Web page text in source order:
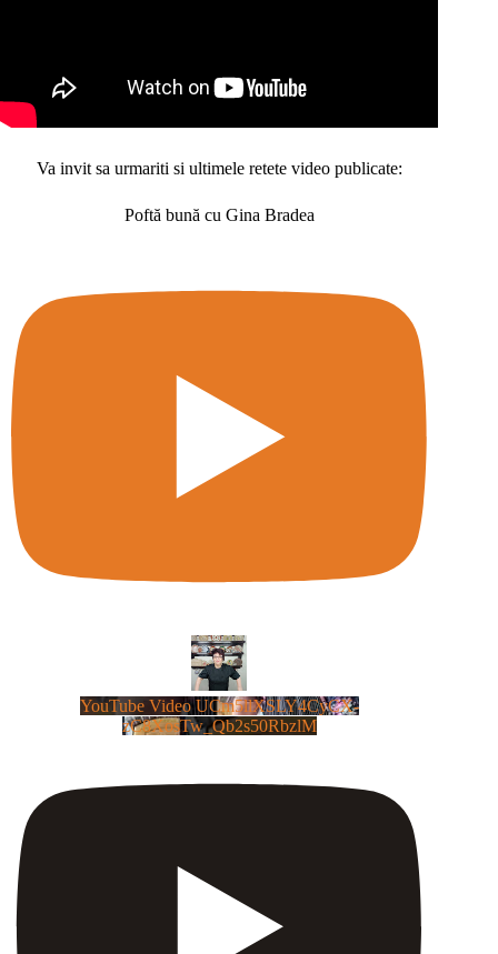
Va invit sa urmariti si ultimele retete video publicate:
Poftă bună cu Gina Bradea
YouTube Video UCm5llXSLY4CyCX-
zC8XosTw_Qb2s50RbzlM